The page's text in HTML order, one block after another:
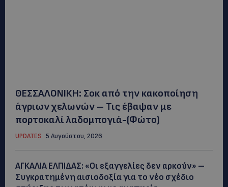
ΘΕΣΣΑΛΟΝΙΚΗ: Σοκ από την κακοποίηση
άγριων χελωνών – Τις έβαψαν με
πορτοκαλί λαδομπογιά-(Φώτο)
UPDATES 5 Αυγούστου, 2026
ΑΓΚΑΛΙΑ ΕΛΠΙΔΑΣ: «Οι εξαγγελίες δεν αρκούν» –
Συγκρατημένη αισιοδοξία για το νέο σχέδιο